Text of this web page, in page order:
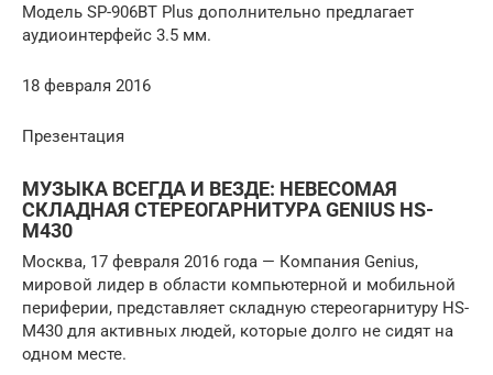
Модель SP-906BT Plus дополнительно предлагает
аудиоинтерфейс 3.5 мм.
18 февраля 2016
Презентация
МУЗЫКА ВСЕГДА И ВЕЗДЕ: НЕВЕСОМАЯ
СКЛАДНАЯ СТЕРЕОГАРНИТУРА GENIUS HS-
M430
Москва, 17 февраля 2016 года — Компания Genius,
мировой лидер в области компьютерной и мобильной
периферии, представляет складную стереогарнитуру HS-
M430 для активных людей, которые долго не сидят на
одном месте.